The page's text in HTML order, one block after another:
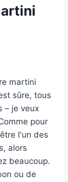
martini
sûre, tous
– je veux
pour
l'un des
alors
beaucoup.
ou de